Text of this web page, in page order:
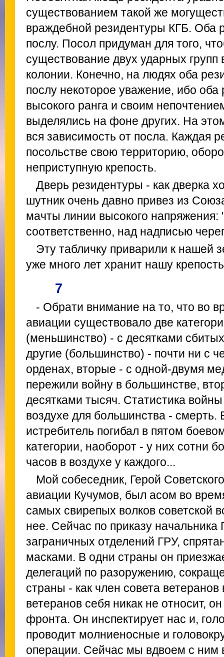
существованием такой же
враждебной резидентуры КГБ. Оба
послу. Посол придуман для того,
существование двух ударных групп
колонии. Конечно, на людях оба
послу некоторое уважение, ибо
высокого ранга и своим
выделялись на фоне других. На
вся зависимость от посла. Каждая
посольстве свою территорию,
неприступную крепость.
Дверь резидентуры - как дверка
шутник очень давно привез из
мачты линии высокого
соответственно, над надписью
Эту табличку приварили к нашей
уже много лет хранит нашу
7
- Обрати внимание на то, что во
авиации существовало две
(меньшинство) - с десятками
другие (большинство) - почти ни с
орденах, вторые - с одной-двумя
пережили войну в большинстве,
десятками тысяч. Статистика
воздухе для большинства - смерть.
истребитель погибал в пятом
категории, наоборот - у них сотни
часов в воздухе у каждого...
Мой собеседник, Герой
авиации Кучумов, был асом во
самых свирепых волков советской
нее. Сейчас по приказу начальника
заграничных отделений ГРУ,
масками. В одни страны он
делегаций по разоружению,
страны - как член совета
ветеранов себя никак не относит,
фронта. Он инспектирует нас и,
проводит молниеносные и
операции. Сейчас мы вдвоем с ним